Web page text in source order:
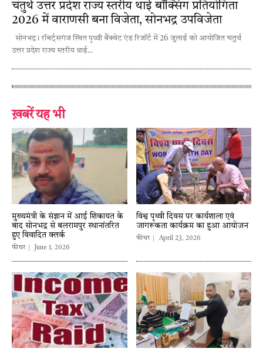
चतुर्थ उत्तर प्रदेश राज्य स्तरीय थाई बॉक्सिंग प्रतियोगिता
2026 में वाराणसी बना विजेता, सोनभद्र उपविजेता
सोनभद्र। रॉबर्ट्सगंज स्थित पृथ्वी बैंक्वेट एंड रिजॉर्ट में 26 जुलाई को आयोजित चतुर्थ
उत्तर प्रदेश राज्य स्तरीय थाई...
ख़बरें यह भी
मुख्यमंत्री के संज्ञान में आई शिकायत के
बाद सोनभद्र से बलरामपुर स्थानांतरित
हुए विवादित क्लर्क
फीचर June 1, 2026
विश्व पृथ्वी दिवस पर कार्यशाला एवं
जागरूकता कार्यक्रम का हुआ आयोजन
फीचर April 23, 2026